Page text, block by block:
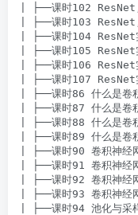
| ├──课时102
| ├──课时103
| ├──课时104
| ├──课时105
| ├──课时106
| ├──课时107
| ├──课时86 什么是
| ├──课时87 什么是
| ├──课时88 什么是
| ├──课时89 什么是
| ├──课时90 卷积神
| ├──课时91 卷积神
| ├──课时92 卷积神
| ├──课时93 卷积神
| ├──课时94 池化与